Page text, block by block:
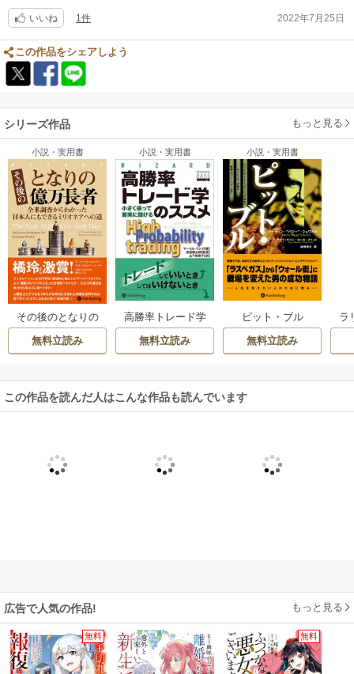
いいね 1件 2022年7月25日
この作品をシェアしよう
シリーズ作品 もっと見る
小説・実用書
その後のとなりの
億万長者
無料立読み
小説・実用書
高勝率トレード学
のススメ
無料立読み
小説・実用書
ピット・ブル
無料立読み
ラ
この作品を読んだ人はこんな作品も読んでいます
広告で人気の作品! もっと見る
無料 無料